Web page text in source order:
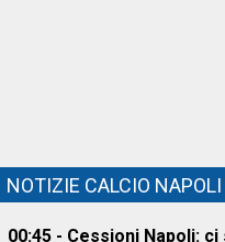
NOTIZIE CALCIO NAPOLI
00:45 - Cessioni Napoli: